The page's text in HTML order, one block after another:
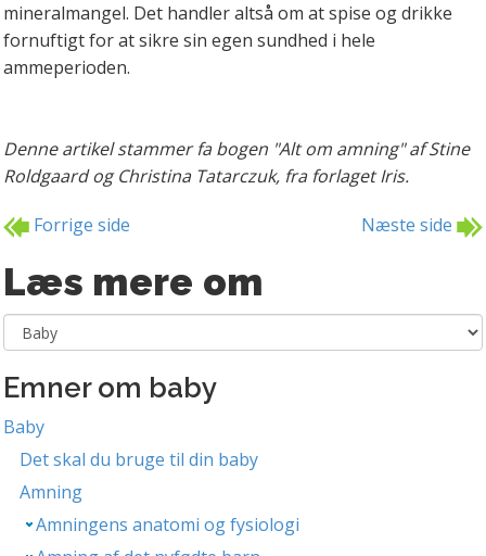
mineralmangel. Det handler altså om at spise og drikke
fornuftigt for at sikre sin egen sundhed i hele
ammeperioden.
Denne artikel stammer fa bogen "Alt om amning" af Stine
Roldgaard og Christina Tatarczuk, fra forlaget Iris.
Forrige side Næste side
Læs mere om
Emner om baby
Baby
Det skal du bruge til din baby
Amning
Amningens anatomi og fysiologi